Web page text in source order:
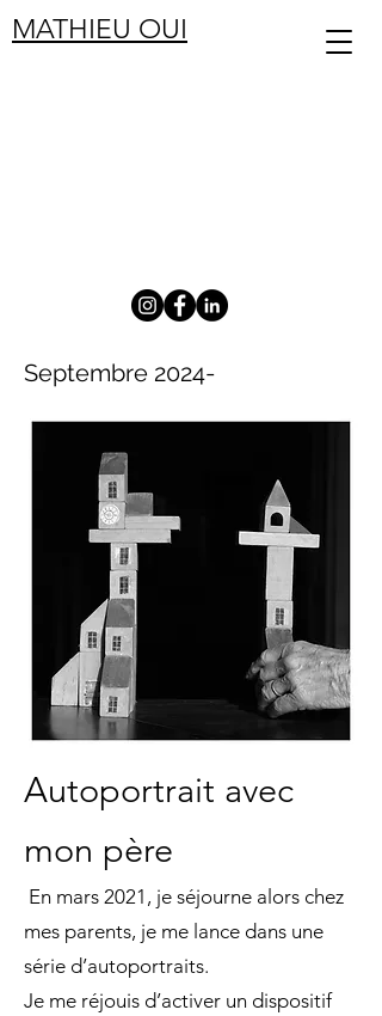
MATHIEU OUI
Septembre 2024-
Autoportrait avec
mon père
En mars 2021, je séjourne alors chez
mes parents, je me lance dans une
série d’autoportraits.
Je me réjouis d’activer un dispositif